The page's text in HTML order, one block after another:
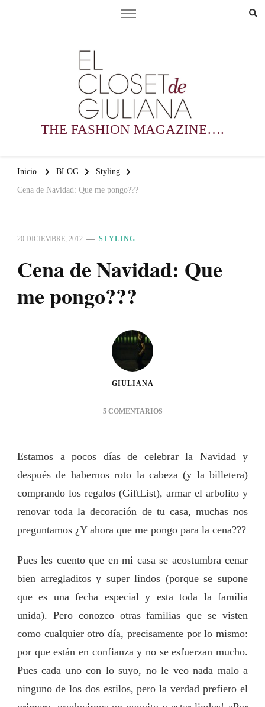
THE FASHION MAGAZINE….
Inicio BLOG Styling
Cena de Navidad: Que me pongo???
20 DICIEMBRE, 2012 STYLING
Cena de Navidad: Que
me pongo???
GIULIANA
5 COMENTARIOSEN
QUE
ME
Estamos a pocos días de celebrar la Navidad y
después de habernos roto la cabeza (y la billetera)
comprando los regalos (GiftList), armar el arbolito y
renovar toda la decoración de tu casa, muchas nos
preguntamos ¿Y ahora que me pongo para la cena???
Pues les cuento que en mi casa se acostumbra cenar
bien arregladitos y super lindos (porque se supone
que es una fecha especial y esta toda la familia
unida). Pero conozco otras familias que se visten
como cualquier otro día, precisamente por lo mismo:
por que están en confianza y no se esfuerzan mucho.
Pues cada uno con lo suyo, no le veo nada malo a
ninguno de los dos estilos, pero la verdad prefiero el